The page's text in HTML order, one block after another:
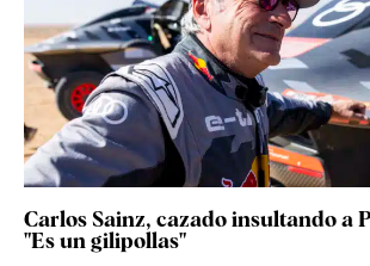
Carlos Sainz, cazado insultando a
"Es un gilipollas"